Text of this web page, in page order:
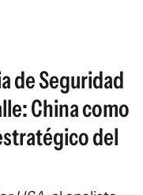
de Seguridad
China como
del